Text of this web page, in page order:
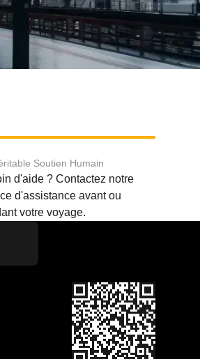
Soutien Humain
d'aide ? Contactez notre
d'assistance avant ou
votre voyage.